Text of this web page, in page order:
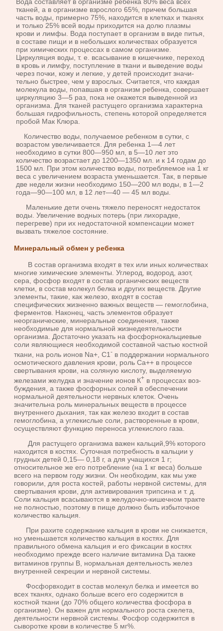
тканей, а в организме взрослого 65%, причем большая
часть воды, примерно 75%, находится в клетках и тканях
и только 25% всей воды приходится на долю плазмы
крови и лимфы. Вода поступает в организм в виде питья,
в составе пищи и в небольших количествах образуется
при химических процессах в самом организме.
Циркуляция воды, т. е. вса­сывание в кишечнике, переход
в кровь и лимфу, поступление в ткани и выведение воды
через почки, кожу и легкие, у детей происходит значи­
тельно быстрее, чем у взрослых. Считается, что каждая
молекула воды, попавшая в организм ребенка, совершает
циркуляцию 3—5 раз, пока не окажется выведенной из
организма. Для тканей растущего организма характерна
большая гидрофильность, степень которой определяется
про­бой Мак Клюра.
Количество воды, получаемое ребенком в сутки, с
возрастом уве­личивается. Для ребенка 1—4 лет
необходимо в сутки 800—950 мл, в 5—10 лет это
количество возрастает до 1200—1350 мл. и к 14 годам до
1500 мл. При этом количество воды, потребляемое на 1 кг
веса с уве­личением возраста уменьшается. Так, в первые
две недели жизни необ­ходимо 150—200 мл воды, в 1—2
года—90—100 мл, в 12 лет—40 — 45 мл воды.
Маленькие дети очень тяжело переносят недостаток
воды. Увеличе­ние водных потерь (при лихорадке,
перегреве) при их недостаточной компенсации может
вызвать тяжелое состояние.
Минеральный обмен у ребенка
В состав организма входят в тех или иных количествах
многие химические элементы. Углерод, водород, азот,
сера, фосфор входят в состав органических веществ
клетки, в состав молекул белка и других веществ. Другие
элементы, такие, как железо, входят в состав
специфических жизненно важных веществ — гемоглоби­на,
ферментов. Наконец, часть элементов образует
неорганические, ми­неральные соединения, также
необходимые для нормальной жизнедея­тельности
организма. Достаточно указать на фосфорнокальциевые
соли являющиеся необходимой составной частью костной
ткани, на роль ионов Na+, С1 - в поддержании нормального
осмотического давления крови, роль Са++ в процессе
свертывания крови, на соляную кислоту, выделяемую
железами желудка и значение ионов К+ в процессах воз­
буждения, а также фосфорных солей в обеспечении
нормальной дея­тельности нервных клеток. Очень
значительна роль минеральных ве­ществ в процессе
внутреннего дыхания, так как железо входит в состав
гемоглобина, а углекислые соли, растворенные в крови,
осуществляют функцию переноса углекислого газа.
Для растущего организма важен кальций,9% которого
находит­ся в костях. Суточная потребность в кальции у
грудных детей 0,15— 0,18 г, а для учащихся 1 г;
относительное же его потребление (на 1 кг веса) больше
всего на первом году жизни. Он необходим, как мы уже
говорили, для роста костей, работы нервной системы, для
свертывания крови, для активирования трипсина и т. д.
Соли кальция всасываются в желудочно-кишечном тракте
не полностью, поэтому в пище должно быть избыточное
количество кальция.
При рахите содержание кальция в крови не снижается,
но умень­шается количество кальция в костях. Для
правильного обмена кальция и его фиксации в костях
необходимо прежде всего наличие витамина Dtа также
витаминов группы В, нормальная деятельность желез
внутрен­ней секреции и нервной системы.
Фосфорвходит в состав молекул белка и имеется во
всех тканях, однако больше всего его содержится в
костной ткани (до 70% общего количества фосфора в
организме). Он важен для нормального роста скелета,
деятельности нервной системы. Фосфор содержится в
сыворот­ке крови в количестве 5 мг%.